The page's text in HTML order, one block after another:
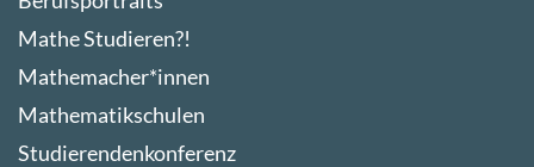
Mathe Studieren?!
Mathemacher*innen
Mathematikschulen
Studierendenkonferenz